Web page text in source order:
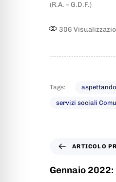
(R.A. – G.D.F.)
306
Tags:
servizi sociali
ARTICOLO
Gennaio